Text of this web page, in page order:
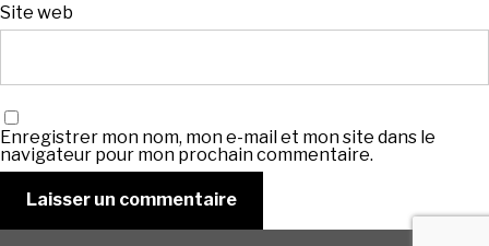
Site web
Enregistrer mon nom, mon e-mail et mon site dans le
navigateur pour mon prochain commentaire.